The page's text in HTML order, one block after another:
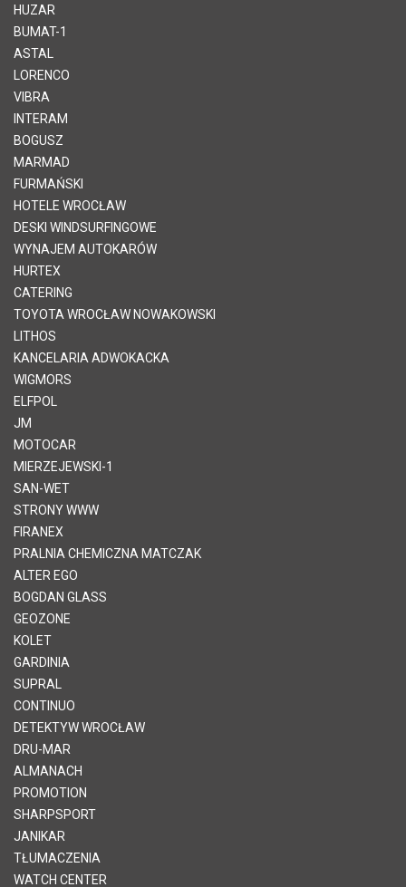
HUZAR
BUMAT-1
ASTAL
LORENCO
VIBRA
INTERAM
BOGUSZ
MARMAD
FURMAŃSKI
HOTELE WROCŁAW
DESKI WINDSURFINGOWE
WYNAJEM AUTOKARÓW
HURTEX
CATERING
TOYOTA WROCŁAW NOWAKOWSKI
LITHOS
KANCELARIA ADWOKACKA
WIGMORS
ELFPOL
JM
MOTOCAR
MIERZEJEWSKI-1
SAN-WET
STRONY WWW
FIRANEX
PRALNIA CHEMICZNA MATCZAK
ALTER EGO
BOGDAN GLASS
GEOZONE
KOLET
GARDINIA
SUPRAL
CONTINUO
DETEKTYW WROCŁAW
DRU-MAR
ALMANACH
PROMOTION
SHARPSPORT
JANIKAR
TŁUMACZENIA
WATCH CENTER